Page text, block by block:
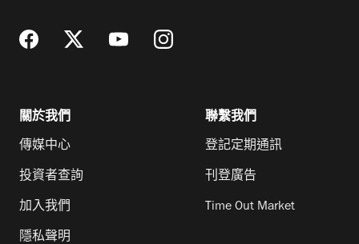
關於我們
傳媒中心
投資者查詢
加入我們
隱私聲明
聯繫我們
登記定期通訊
刊登廣告
Time Out Market